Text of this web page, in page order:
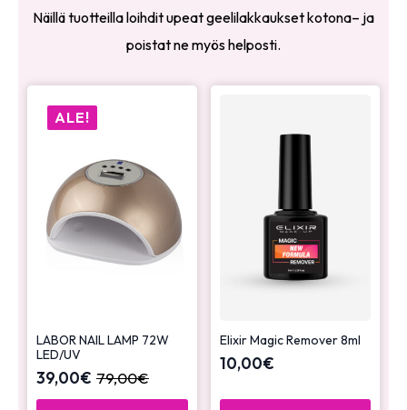
Näillä tuotteilla loihdit upeat geelilakkaukset kotona– ja
poistat ne myös helposti.
ALE!
LABOR NAIL LAMP 72W
LED/UV
79,00€
39,00€
Elixir Magic Remover 8ml
10,00€